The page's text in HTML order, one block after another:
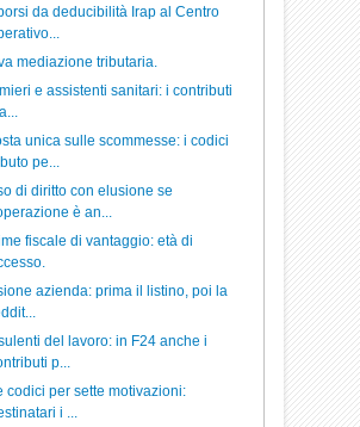
da deducibilità Irap al Centro
mediazione tributaria.
e assistenti sanitari: i contributi
unica sulle scommesse: i codici
pe...
di diritto con elusione se
è an...
fiscale di vantaggio: età di
azienda: prima il listino, poi la
del lavoro: in F24 anche i
p...
codici per sette motivazioni:
i ...